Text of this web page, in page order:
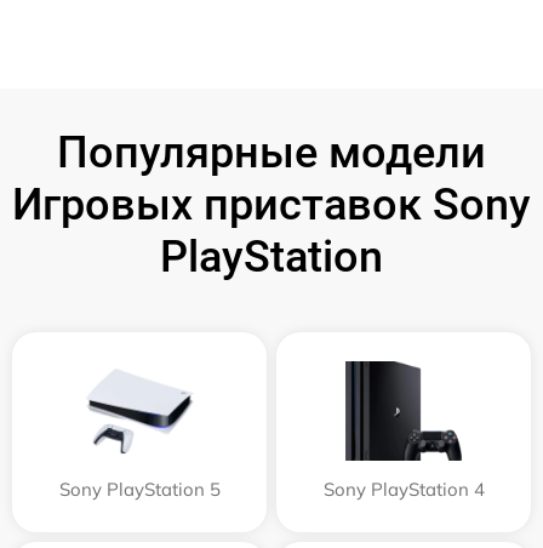
Популярные модели
Игровых приставок Sony
PlayStation
Sony PlayStation 5 Sony PlayStation 4